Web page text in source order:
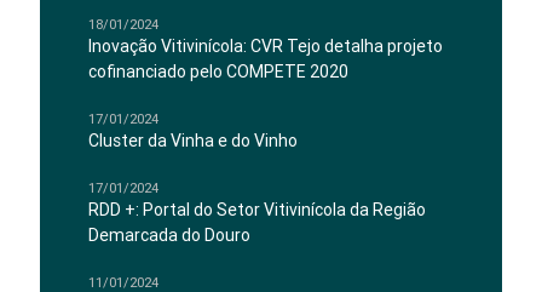
18/01/2024
Inovação Vitivinícola: CVR Tejo detalha projeto
cofinanciado pelo COMPETE 2020
17/01/2024
Cluster da Vinha e do Vinho
17/01/2024
RDD +: Portal do Setor Vitivinícola da Região
Demarcada do Douro
11/01/2024